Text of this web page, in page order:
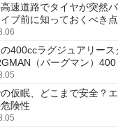
速道路でタイヤが突然
ブ前に知っておくべき
400ccラグジュアリース
（バーグマン）400
8月18日に発売
仮眠、どこまで安全？
険性